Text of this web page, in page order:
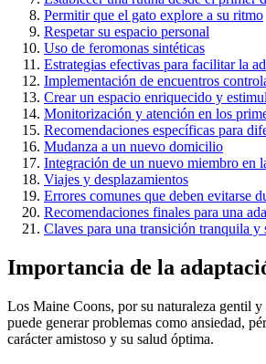
Permitir que el gato explore a su ritmo
Respetar su espacio personal
Uso de feromonas sintéticas
Estrategias efectivas para facilitar la
Implementación de encuentros
Crear un espacio enriquecido y
Monitorización y atención en los
Recomendaciones específicas para
Mudanza a un nuevo domicilio
Integración de un nuevo miembro en
Viajes y desplazamientos
Errores comunes que deben evitarse
Recomendaciones finales para una
Claves para una transición tranquila y
Importancia de la
Los Maine Coons, por su naturaleza gentil y
puede generar problemas como ansiedad,
carácter amistoso y su salud óptima.